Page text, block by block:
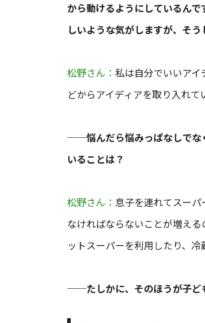
から動けるようにしているん
しいような気がしますが、そ
松野さん： 私は自分でいいア
どからアイディアを取り入れ
──悩んだら悩みっぱなしでな
いることは？
松野さん： 息子を連れてスー
なければならないことが増え
ットスーパーを利用したり、
──たしかに、そのほうが子ど